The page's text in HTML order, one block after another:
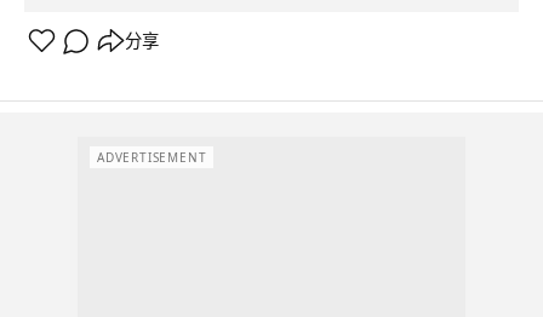
分享
ADVERTISEMENT